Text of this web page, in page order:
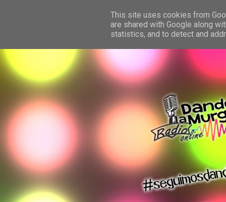
This site uses cookies from
are shared with Google along
statistics, and to detect and